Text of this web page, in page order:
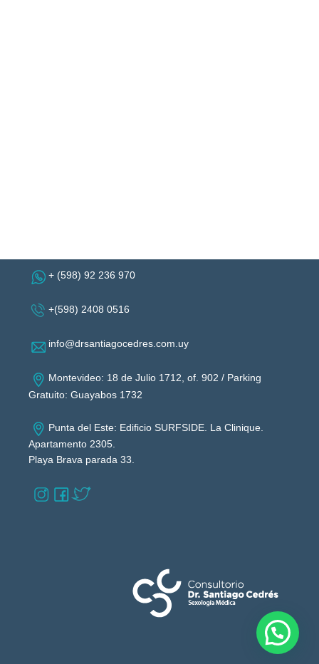
+ (598) 92 236 970
+(598) 2408 0516
info@drsantiagocedres.com.uy
Montevideo: 18 de Julio 1712, of. 902 / Parking
Gratuito: Guayabos 1732
Punta del Este: Edificio SURFSIDE. La Clinique.
Apartamento 2305.
Playa Brava parada 33.